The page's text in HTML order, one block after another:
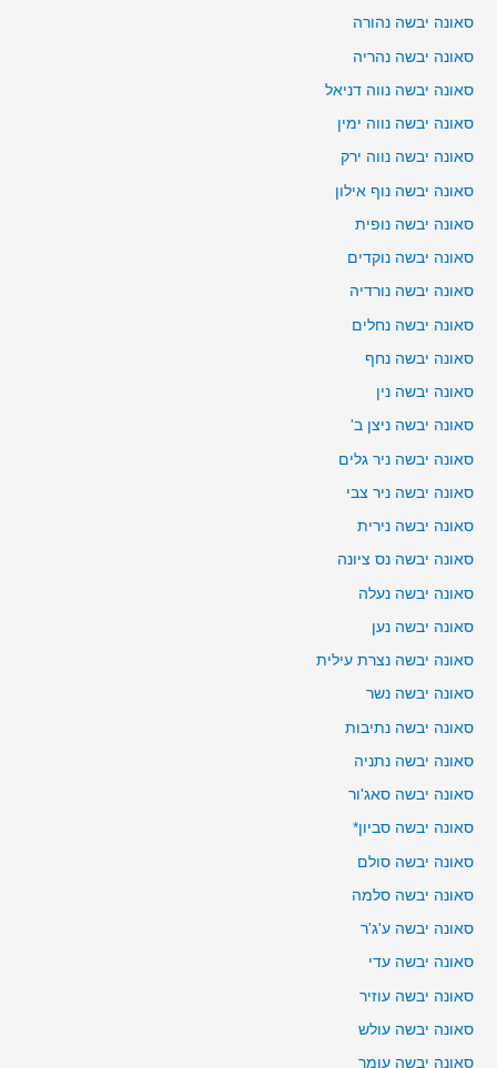
סאונה יבשה נהורה
סאונה יבשה נהריה
סאונה יבשה נווה דניאל
סאונה יבשה נווה ימין
סאונה יבשה נווה ירק
סאונה יבשה נוף אילון
סאונה יבשה נופית
סאונה יבשה נוקדים
סאונה יבשה נורדיה
סאונה יבשה נחלים
סאונה יבשה נחף
סאונה יבשה נין
סאונה יבשה ניצן ב'
סאונה יבשה ניר גלים
סאונה יבשה ניר צבי
סאונה יבשה נירית
סאונה יבשה נס ציונה
סאונה יבשה נעלה
סאונה יבשה נען
סאונה יבשה נצרת עילית
סאונה יבשה נשר
סאונה יבשה נתיבות
סאונה יבשה נתניה
סאונה יבשה סאג'ור
סאונה יבשה סביון*
סאונה יבשה סולם
סאונה יבשה סלמה
סאונה יבשה ע'ג'ר
סאונה יבשה עדי
סאונה יבשה עוזיר
סאונה יבשה עולש
סאונה יבשה עומר